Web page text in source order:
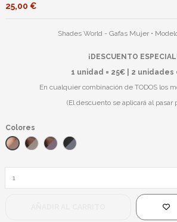
25,00 €
Shades World - Gafas Mujer •
¡DESCUENTO
1 unidad = 25€ | 2 unidades
En cualquier combinación de TODOS los
(El descuento se aplicará al pasar
Colores
Havana Rosa/Marrón
Negro Havana Marrón/Negro
Negro Havana Rosa/Negro
Negro/Negro